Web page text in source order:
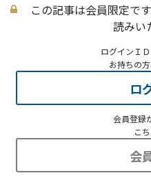
この記事は会員限定で
読みい
ログインＩ
お持ちの
ロ
会員登録
こ
会